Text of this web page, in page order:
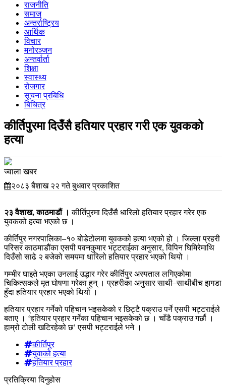
राजनीति
समाज
अन्तर्राष्ट्रिय
आर्थिक
विचार
मनोरञ्जन
अन्तर्वार्ता
शिक्षा
स्वास्थ्य
रोजगार
सूचना प्रबिधि
बिचित्र
कीर्तिपुरमा दिउँसै हतियार प्रहार गरी एक युवकको
हत्या
ज्वाला खबर
२०८३ बैशाख २२ गते बुधवार प्रकाशित
२३ वैशाख, काठमाडौं ।कीर्तिपुरमा दिउँसै धारिलो हतियार प्रहार गरेर एक
युवकको हत्या भएको छ ।
कीर्तिपुर नगरपालिका–१० बोडेटोलमा युवकको हत्या भएको हो । जिल्ला प्रहरी
परिसर काठमाडौंका एसपी पवनकुमार भट्टराईका अनुसार, विपिन घिमिरेमाथि
दिउँसो साढे २ बजेको समयमा धारिलो हतियार प्रहार भएको थियो ।
गम्भीर घाइते भएका उनलाई उद्धार गरेर कीर्तिपुर अस्पताल लगिएकोमा
चिकित्सकले मृत घोषणा गरेका हुन् । प्रहरीका अनुसार साथी–साथीबीच झगडा
हुँदा हतियार प्रहार भएको थियो ।
हतियार प्रहार गर्नेको पहिचान भइसकेको र छिट्टै पक्राउ पर्ने एसपी भट्टराईले
बताए । ‘हतियार प्रहार गर्नेका पहिचान भइसकेको छ । चाँडै पक्राउ गर्छौ ।
हाम्रो टोली खटिरहेको छ’ एसपी भट्टराईले भने ।
कीर्तिपुर
युवाको हत्या
हतियार प्रहार
प्रतिक्रिया दिनुहोस